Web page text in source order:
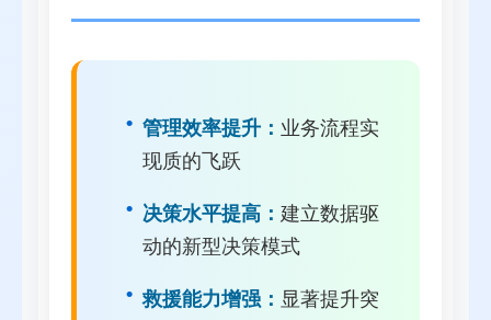
管理效率提升： 业务流程实
现质的飞跃
决策水平提高： 建立数据驱
动的新型决策模式
救援能力增强： 显著提升突